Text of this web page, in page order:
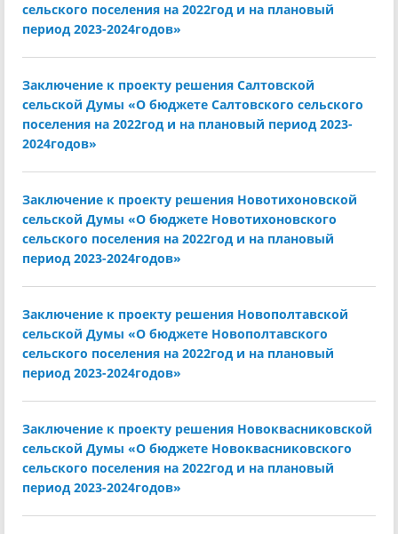
сельского поселения на 2022год и на плановый
период 2023-2024годов»
Заключение к проекту решения Салтовской
сельской Думы «О бюджете Салтовского сельского
поселения на 2022год и на плановый период 2023-
2024годов»
Заключение к проекту решения Новотихоновской
сельской Думы «О бюджете Новотихоновского
сельского поселения на 2022год и на плановый
период 2023-2024годов»
Заключение к проекту решения Новополтавской
сельской Думы «О бюджете Новополтавского
сельского поселения на 2022год и на плановый
период 2023-2024годов»
Заключение к проекту решения Новоквасниковской
сельской Думы «О бюджете Новоквасниковского
сельского поселения на 2022год и на плановый
период 2023-2024годов»